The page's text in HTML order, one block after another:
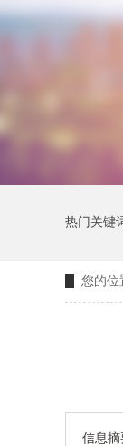
热门关键
您的位
信息摘